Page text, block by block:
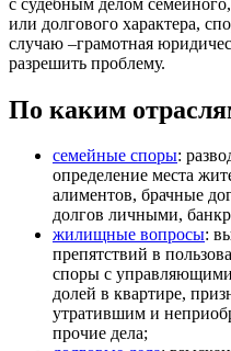
или долгового характера,
случаю –грамотная
разрешить проблему.
По каким
семейные споры:
определение места
алиментов, брачные
долгов личными,
жилищные вопросы:
препятствий в
споры с
долей в квартире,
утратившим и
прочие дела;